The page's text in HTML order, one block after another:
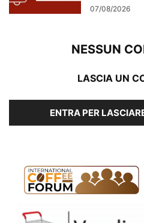
07/08/2026
NESSUN
LASCIA UN
ENTRA PER